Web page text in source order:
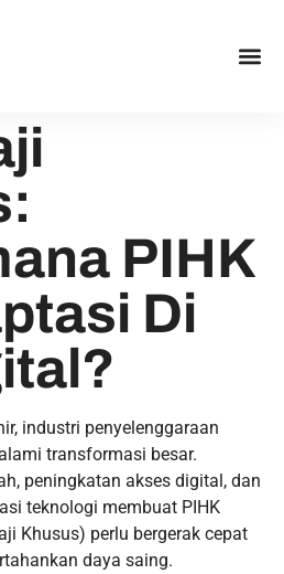
PIHK
Di
industri penyelenggaraan
transformasi besar.
peningkatan akses digital, dan
teknologi membuat PIHK
Khusus) perlu bergerak cepat
daya saing.